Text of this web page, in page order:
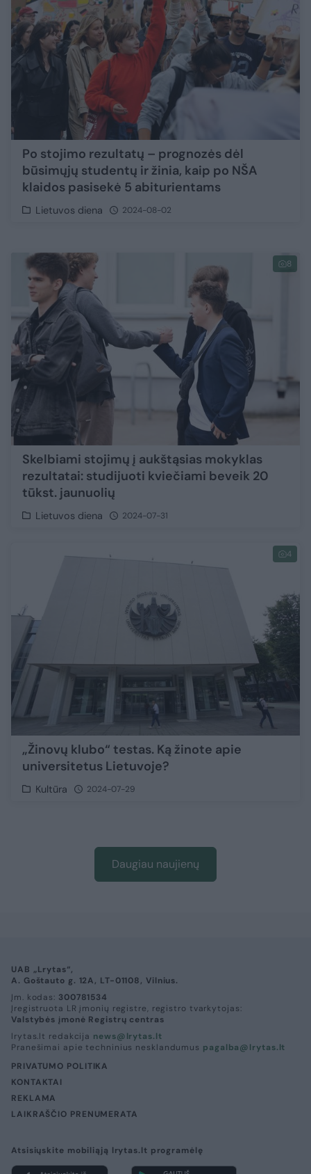
Po stojimo rezultatų – prognozės dėl
būsimųjų studentų ir žinia, kaip po NŠA
klaidos pasisekė 5 abiturientams
Lietuvos diena 2024-08-02
8
Skelbiami stojimų į aukštąsias mokyklas
rezultatai: studijuoti kviečiami beveik 20
tūkst. jaunuolių
Lietuvos diena 2024-07-31
4
„Žinovų klubo“ testas. Ką žinote apie
universitetus Lietuvoje?
Kultūra 2024-07-29
Daugiau naujienų
UAB „Lrytas“,
A. Goštauto g. 12A, LT-01108, Vilnius.
Įm. kodas: 300781534
Įregistruota LR įmonių registre, registro tvarkytojas:
Valstybės įmonė Registrų centras
lrytas.lt redakcija news@lrytas.lt
Pranešimai apie techninius nesklandumus pagalba@lrytas.lt
PRIVATUMO POLITIKA
KONTAKTAI
REKLAMA
LAIKRAŠČIO PRENUMERATA
Atsisiųskite mobiliąją lrytas.lt programėlę